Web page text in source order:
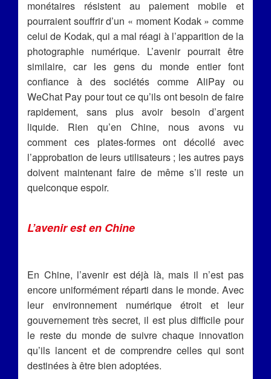
monétaires résistent au paiement mobile et
pourraient souffrir d’un « moment Kodak » comme
celui de Kodak, qui a mal réagi à l’apparition de la
photographie numérique. L’avenir pourrait être
similaire, car les gens du monde entier font
confiance à des sociétés comme AliPay ou
WeChat Pay pour tout ce qu’ils ont besoin de faire
rapidement, sans plus avoir besoin d’argent
liquide. Rien qu’en Chine, nous avons vu
comment ces plates-formes ont décollé avec
l’approbation de leurs utilisateurs ; les autres pays
doivent maintenant faire de même s’il reste un
quelconque espoir.
L’avenir est en Chine
En Chine, l’avenir est déjà là, mais il n’est pas
encore uniformément réparti dans le monde. Avec
leur environnement numérique étroit et leur
gouvernement très secret, il est plus difficile pour
le reste du monde de suivre chaque innovation
qu’ils lancent et de comprendre celles qui sont
destinées à être bien adoptées.